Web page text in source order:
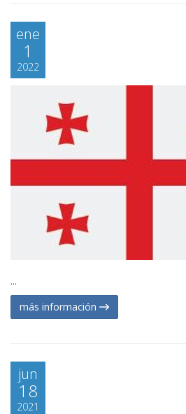
ene
1
2022
...
más información
jun
18
2021